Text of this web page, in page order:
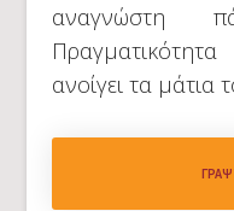
αναγνώστη
ανοίγει τα μάτια